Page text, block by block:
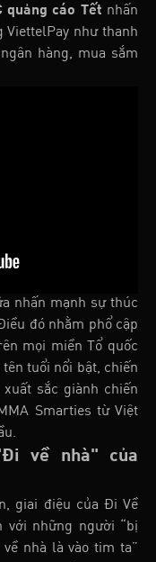
quảng cáo Tết nhấn
như thanh
hàng, mua sắm
nhấn mạnh sự thúc
đó nhằm phổ cập
mọi miền Tổ quốc
tên tuổi nổi bật, chiến
xuất sắc giành chiến
Smarties từ Việt
về nhà" của
giai điệu của Đi Về
với những người “bị
nhà là vào tim ta”